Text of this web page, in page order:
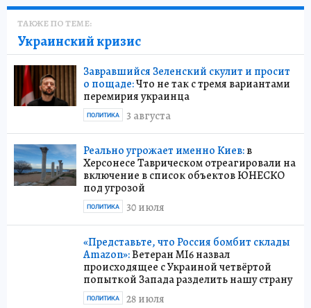
ТАКЖЕ ПО ТЕМЕ:
Украинский кризис
Завравшийся Зеленский скулит и просит
о пощаде:Что не так с тремя вариантами
перемирия украинца
3 августа
ПОЛИТИКА
Реально угрожает именно Киев:в
Херсонесе Таврическом отреагировали на
включение в список объектов ЮНЕСКО
под угрозой
30 июля
ПОЛИТИКА
«Представьте, что Россия бомбит склады
Amazon»:Ветеран MI6 назвал
происходящее с Украиной четвёртой
попыткой Запада разделить нашу страну
28 июля
ПОЛИТИКА